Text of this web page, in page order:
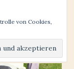
von Cookies,